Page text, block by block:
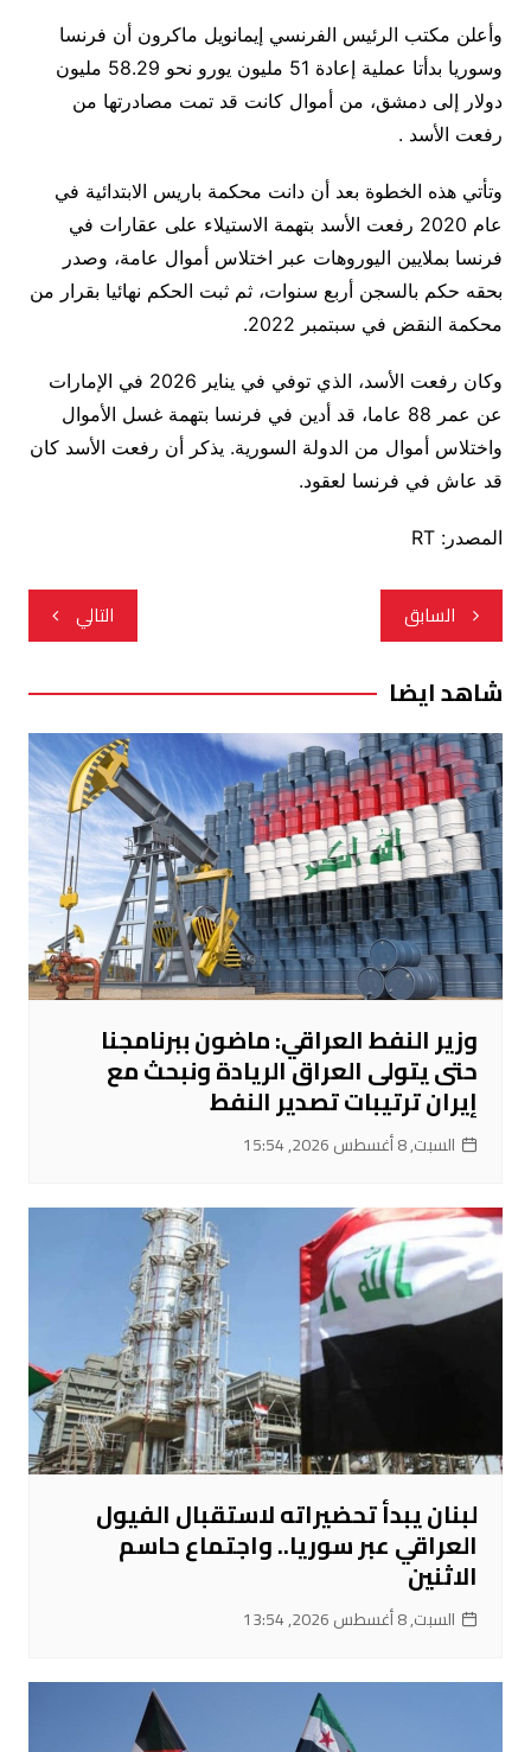
وأعلن مكتب الرئيس الفرنسي إيمانويل ماكرون أن فرنسا
وسوريا بدأتا عملية إعادة 51 مليون يورو نحو 58.29 مليون
دولار إلى دمشق، من أموال كانت قد تمت مصادرتها من
رفعت الأسد .
وتأتي هذه الخطوة بعد أن دانت محكمة باريس الابتدائية في
عام 2020 رفعت الأسد بتهمة الاستيلاء على عقارات في
فرنسا بملايين اليوروهات عبر اختلاس أموال عامة، وصدر
بحقه حكم بالسجن أربع سنوات، ثم ثبت الحكم نهائيا بقرار من
محكمة النقض في سبتمبر 2022.
وكان رفعت الأسد، الذي توفي في يناير 2026 في الإمارات
عن عمر 88 عاما، قد أدين في فرنسا بتهمة غسل الأموال
واختلاس أموال من الدولة السورية. يذكر أن رفعت الأسد كان
قد عاش في فرنسا لعقود.
المصدر: RT
تصفّح
المقالات
السابق التالي
شاهد ايضا
وزير النفط العراقي: ماضون ببرنامجنا
حتى يتولى العراق الريادة ونبحث مع
إيران ترتيبات تصدير النفط
السبت, 8 أغسطس 2026, 15:54
لبنان يبدأ تحضيراته لاستقبال الفيول
العراقي عبر سوريا.. واجتماع حاسم
الاثنين
السبت, 8 أغسطس 2026, 13:54